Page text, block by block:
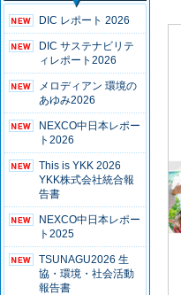
DIC レポート 2026
DIC サステナビリテ
ィレポート2026
メロディアン 環境の
あゆみ2026
NEXCO中日本レポー
ト2026
This is YKK 2026
YKK株式会社統合報
告書
NEXCO中日本レポー
ト2025
TSUNAGU2026 生
協・環境・社会活動
報告書